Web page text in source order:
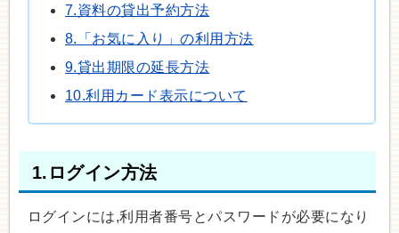
7.資料の貸出予約方法
8.「お気に入り」の利用方法
9.貸出期限の延長方法
10.利用カード表示について
1.ログイン方法
ログインには,利用者番号とパスワードが必要になり